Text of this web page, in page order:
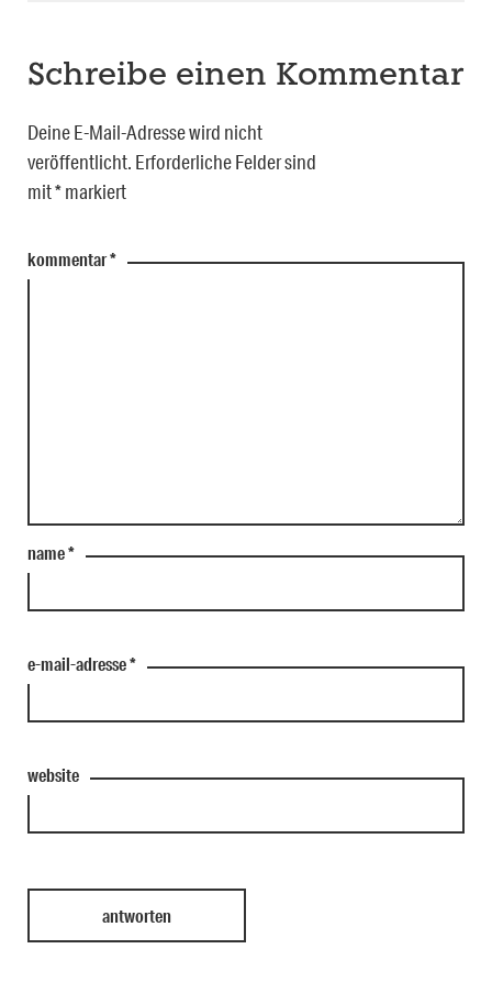
Schreibe einen Kommentar
Deine E-Mail-Adresse wird nicht
veröffentlicht. Erforderliche Felder sind
mit*markiert
kommentar*
name*
e-mail-adresse*
website